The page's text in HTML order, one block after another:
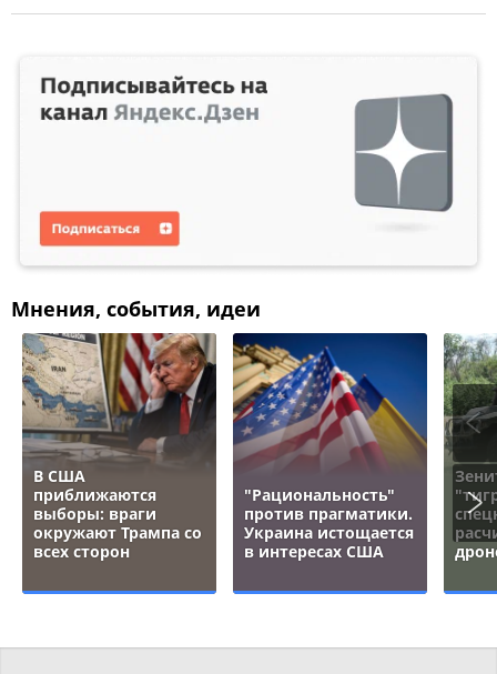
Мнения, события, идеи
В США
приближаются
выборы: враги
окружают Трампа со
всех сторон
"Рациональность"
против прагматики.
Украина истощается
в интересах США